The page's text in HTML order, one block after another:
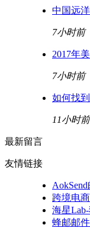
中国远
7小时前
2017年
7小时前
如何找
11小时前
最新留言
友情链接
跨境电
海星
蜂邮邮